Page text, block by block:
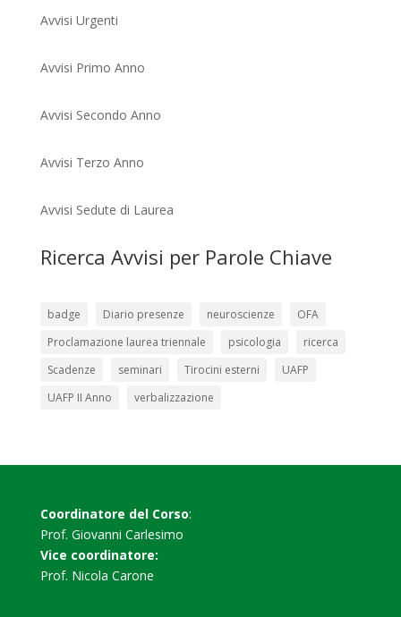
Avvisi Urgenti
Avvisi Primo Anno
Avvisi Secondo Anno
Avvisi Terzo Anno
Avvisi Sedute di Laurea
Ricerca Avvisi per Parole Chiave
badge Diario presenze neuroscienze
OFA
Proclamazione laurea triennale
psicologia
ricerca
Scadenze
seminari Tirocini esterni
UAFP
UAFP II Anno
verbalizzazione
Coordinatore del Corso:
Prof. Giovanni Carlesimo
Vice coordinatore:
Prof. Nicola Carone